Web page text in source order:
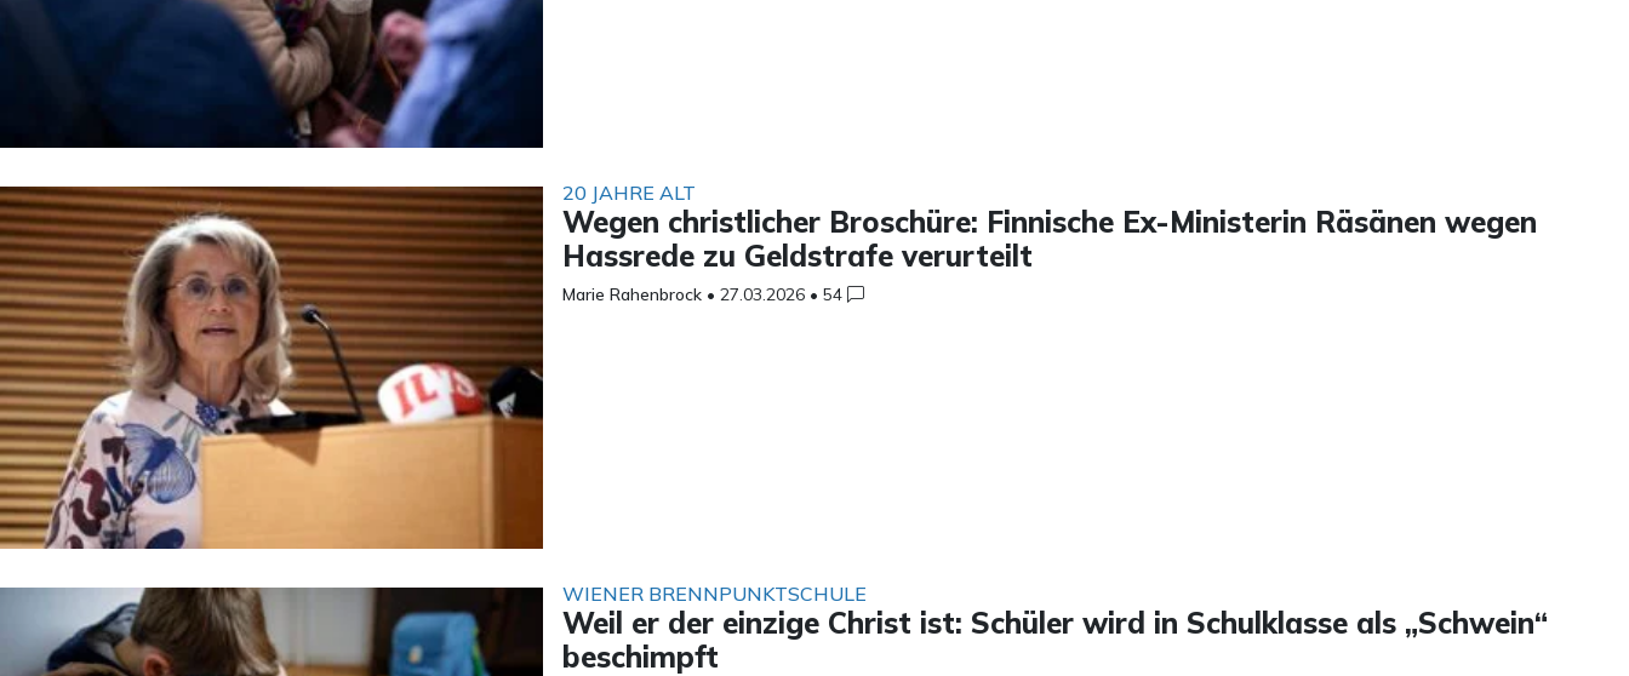
20 JAHRE ALT
Wegen christlicher Broschüre: Finnische Ex-Ministerin Räsänen wegen
Hassrede zu Geldstrafe verurteilt
Marie Rahenbrock • 27.03.2026 • 54
WIENER BRENNPUNKTSCHULE
Weil er der einzige Christ ist: Schüler wird in Schulklasse als „Schwein“
beschimpft